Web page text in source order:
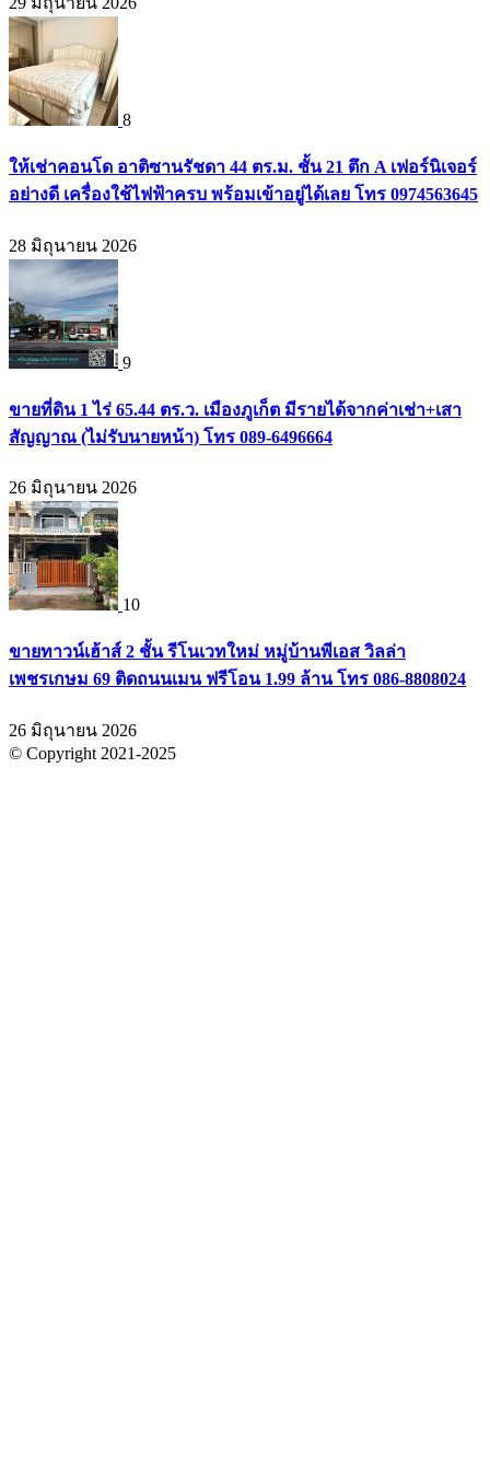
8
ให้เช่าคอนโด อาติซานรัชดา 44 ตร.ม. ชั้น 21 ตึก A เฟอร์นิเจอร์
อย่างดี เครื่องใช้ไฟฟ้าครบ พร้อมเข้าอยู่ได้เลย โทร 0974563645
28 มิถุนายน 2026
9
ขายที่ดิน 1 ไร่ 65.44 ตร.ว. เมืองภูเก็ต มีรายได้จากค่าเช่า+เสา
สัญญาณ (ไม่รับนายหน้า) โทร 089-6496664
26 มิถุนายน 2026
10
ขายทาวน์เฮ้าส์ 2 ชั้น รีโนเวทใหม่ หมู่บ้านพีเอส วิลล่า
เพชรเกษม 69 ติดถนนเมน ฟรีโอน 1.99 ล้าน โทร 086-8808024
26 มิถุนายน 2026
© Copyright 2021-2025